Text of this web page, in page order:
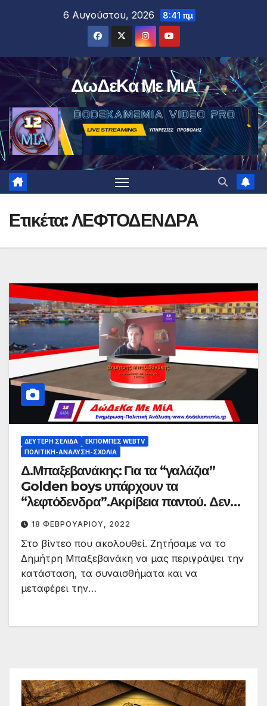
6 Αυγούστου, 2026 8:41 πμ
ΔωΔεΚα Με ΜιΑ
Ετικέτα:ΛΕΦΤΟΔΕΝΔΡΑ
ΔΕΎΤΕΡΗ ΣΕΛΊΔΑ
ΕΚΠΟΜΠΈΣ WEBTV
ΠΟΛΙΤΙΚΉ-ΑΝΆΛΥΣΗ-ΣΧΌΛΙΑ
Δ.Μπαξεβανάκης: Για τα “γαλάζια”
Golden boys υπάρχουν τα
“λεφτόδενδρα”.Ακρίβεια παντού. Δεν
πάει άλλο.
18 ΦΕΒΡΟΥΑΡΊΟΥ, 2022
Στο βίντεο που ακολουθεί. Ζητήσαμε να το
Δημήτρη Μπαξεβανάκη να μας περιγράψει την
κατάσταση, τα συναισθήματα και να
μεταφέρει την…